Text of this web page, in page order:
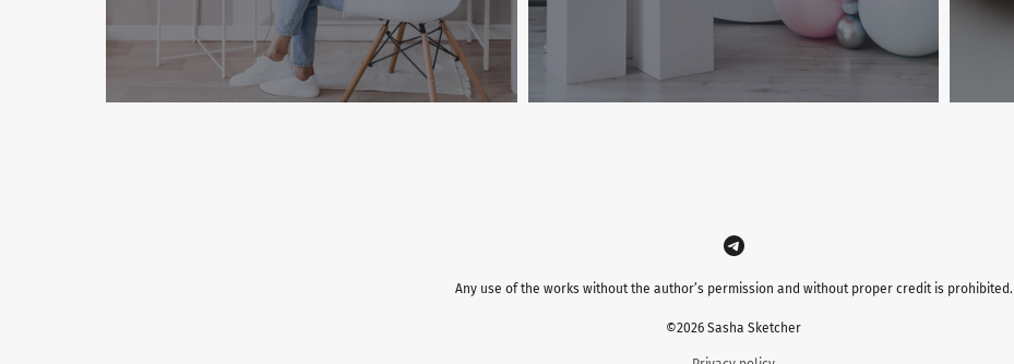
Any use of the works without the author’s permission and without proper credit is prohibited.
©2026 Sasha Sketcher